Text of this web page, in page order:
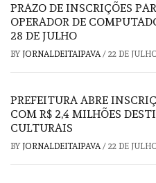
PRAZO DE INSCRIÇÕES
OPERADOR DE
28 DE JULHO
BY JORNALDEITAIPAVA / 22 DE
PREFEITURA ABRE
COM R$ 2,4 MILHÕES
CULTURAIS
BY JORNALDEITAIPAVA / 22 DE